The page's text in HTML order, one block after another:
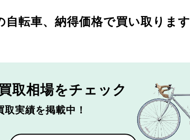
転車、 納得価格で買い取ります
取相場をチェック
実績を掲載中！